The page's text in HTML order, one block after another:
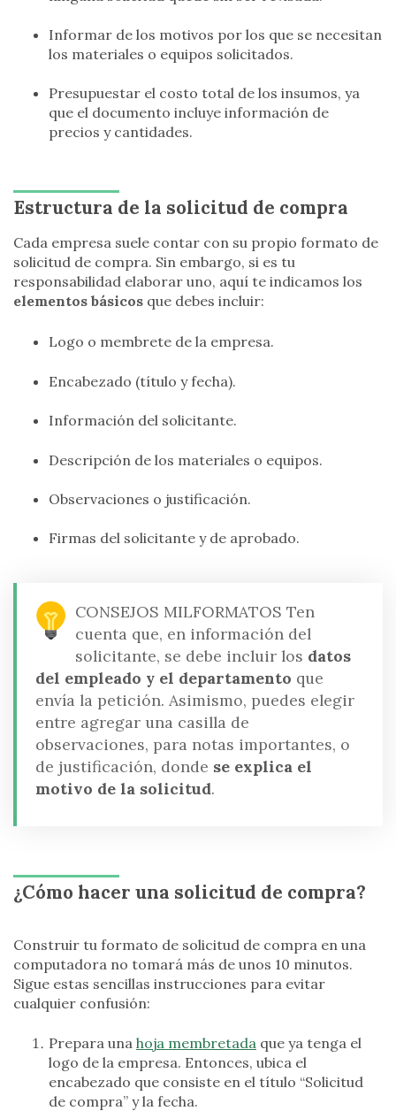
Informar de los motivos por los que se necesitan
los materiales o equipos solicitados.
Presupuestar el costo total de los insumos, ya
que el documento incluye información de
precios y cantidades.
Estructura de la solicitud de compra
Cada empresa suele contar con su propio formato de
solicitud de compra. Sin embargo, si es tu
responsabilidad elaborar uno, aquí te indicamos los
elementos básicos que debes incluir:
Logo o membrete de la empresa.
Encabezado (título y fecha).
Información del solicitante.
Descripción de los materiales o equipos.
Observaciones o justificación.
Firmas del solicitante y de aprobado.
CONSEJOS MILFORMATOS Ten
cuenta que, en información del
solicitante, se debe incluir los datos
del empleado y el departamento que
envía la petición. Asimismo, puedes elegir
entre agregar una casilla de
observaciones, para notas importantes, o
de justificación, donde se explica el
motivo de la solicitud.
¿Cómo hacer una solicitud de compra?
Construir tu formato de solicitud de compra en una
computadora no tomará más de unos 10 minutos.
Sigue estas sencillas instrucciones para evitar
cualquier confusión:
Prepara una hoja membretada que ya tenga el
logo de la empresa. Entonces, ubica el
encabezado que consiste en el título “Solicitud
de compra” y la fecha.